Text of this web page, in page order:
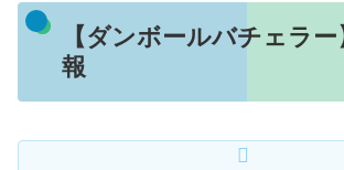
【ダンボールバチェラ
報